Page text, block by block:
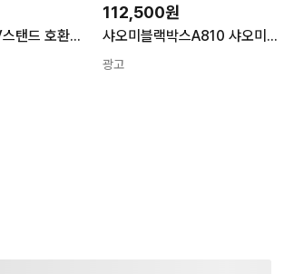
티비 거치대 TV스탠드 호환용 MAI-430U UN46ES6800F UN55ES6800F 43UQ931C0NA OLED55B8GNA
112,500원
샤오미블랙박스A810 샤오미 70MAI A810 본체(중국내수용) 256GB
광고